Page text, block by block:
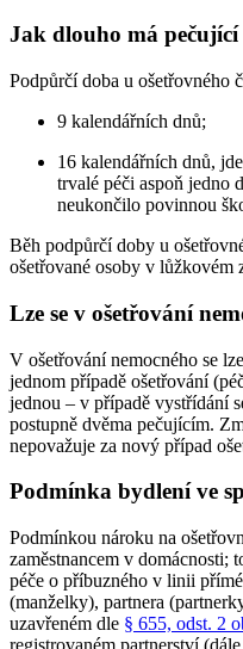
Jak dlouho má
Podpůrčí doba u ošetřovného
9 kalendářních dnů;
16 kalendářních dnů,
trvalé péči aspoň jedno
neukončilo povinnou
Běh podpůrčí doby u
ošetřované osoby v lůžkovém
Lze se v ošetřování
V ošetřování nemocného se
jednom případě ošetřování
jednou – v případě vystřídání
postupně dvěma pečujícím.
nepovažuje za nový případ
Podmínka bydlení ve
Podmínkou nároku na
zaměstnancem v domácnosti;
péče o příbuzného v linii
(manželky), partnera
uzavřeném dle § 655, odst. 2
registrovaném partnerství